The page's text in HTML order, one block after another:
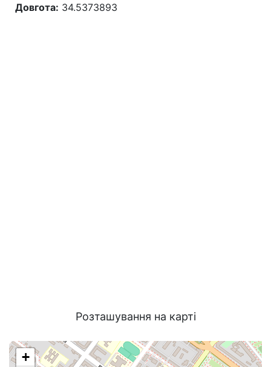
Довгота: 34.5373893
Розташування на карті
+